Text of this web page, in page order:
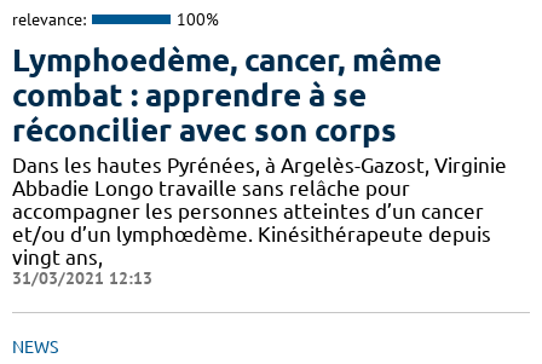
relevance: 100%
Lymphoedème, cancer, même
combat : apprendre à se
réconcilier avec son corps
Dans les hautes Pyrénées, à Argelès-Gazost, Virginie
Abbadie Longo travaille sans relâche pour
accompagner les personnes atteintes d’un cancer
et/ou d’un lymphœdème. Kinésithérapeute depuis
vingt ans,
31/03/2021 12:13
NEWS